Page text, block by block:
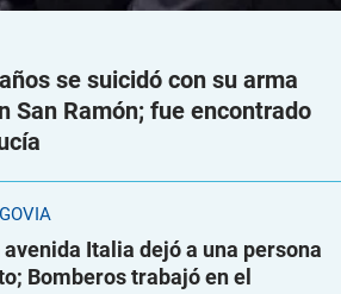
se suicidó con su arma
San Ramón; fue encontrado
Italia dejó a una persona
Bomberos trabajó en el